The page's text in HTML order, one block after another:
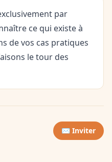
par
ce qui existe à
de vos cas pratiques
le tour des
✉️ Inviter